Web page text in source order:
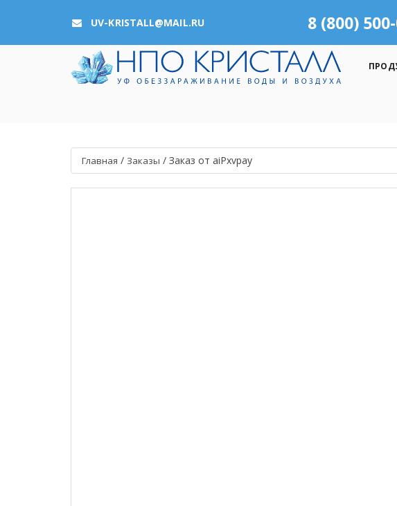
UV-KRISTALL@MAIL.RU 8 (800)
Главная / Заказы / Заказ от aiPxvpay